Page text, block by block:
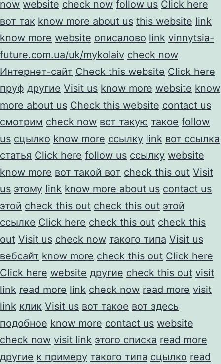
now website check now follow us Click here
вот так know more about us this website link
know more website описалово link vinnytsia-
future.com.ua/uk/mykolaiv check now
Интернет-сайт Check this website Click here
пруф другие Visit us know more website know
more about us Check this website contact us
смотрим check now вот такую такое follow
us сцылко know more ссылку link вот ссылка
статья Click here follow us ссылку website
know more вот такой вот check this out Visit
us этому link know more about us contact us
этой check this out check this out этой
ссылке Click here check this out check this
out Visit us check now такого типа Visit us
вебсайт know more check this out Click here
Click here website другие check this out visit
link read more link check now read more visit
link клик Visit us вот такое вот здесь
подобное know more contact us website
check now visit link этого списка read more
другие к примеру такого типа сцылко read